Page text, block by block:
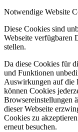
Notwendige Website
Diese Cookies sind
Webseite verfügbaren
stellen.
Da diese Cookies für
und Funktionen
Auswirkungen auf die
können Cookies
Browsereinstellungen
dieser Webseite
Cookies zu
erneut besuchen.